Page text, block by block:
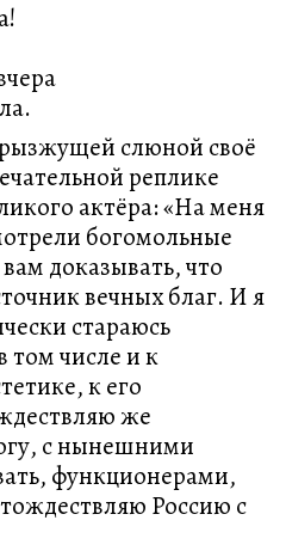
слюной своё
реплике
актёра: «На меня
богомольные
доказывать, что
вечных благ. И я
стараюсь
том числе и к
к его
же
с нынешними
функционерами,
Россию с